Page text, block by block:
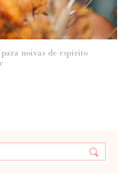
noivas de espírito